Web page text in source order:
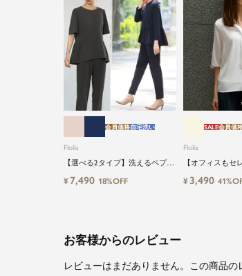
Flolia
【選べる2タイプ】洗えるペプラ
ムブラウス＆テーパードパンツ
のセットアップセレモニースー
会員価格自宅洗い
¥7,490 18%OFF
Flolia
【オフィスもセ
る】洗えるVネ
フォン七分袖ビ
SALE会員価
¥ 3,490
お客様からのレビュー
レビューはまだありません。この商品の